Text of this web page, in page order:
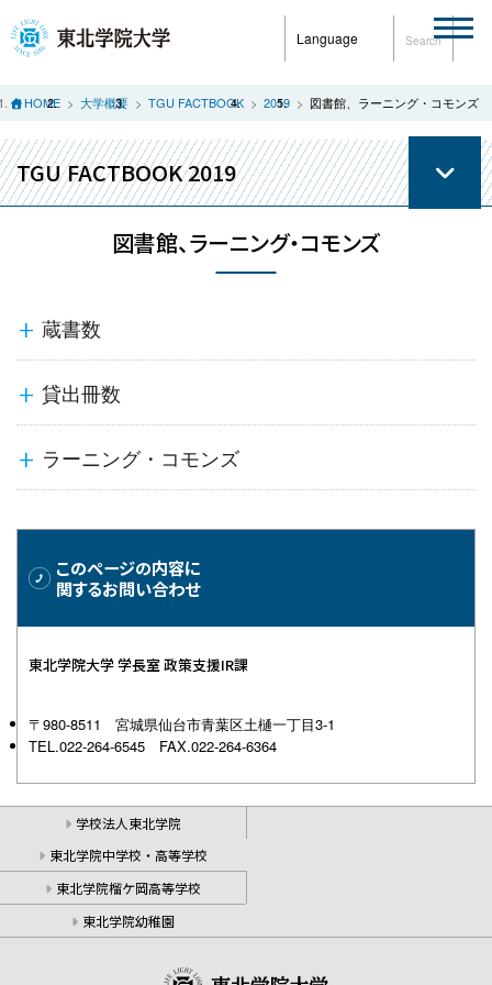
Language Search
HOME 大学概要 TGU FACTBOOK 2019 図書館、ラーニング・コモンズ
TGU FACTBOOK 2019
図書館、ラーニング・コモンズ
蔵書数
貸出冊数
ラーニング・コモンズ
このページの内容に
関するお問い合わせ
東北学院大学 学長室 政策支援IR課
〒980-8511 宮城県仙台市青葉区土樋一丁目3-1
TEL.022-264-6545 FAX.022-264-6364
学校法人東北学院
東北学院中学校・高等学校
東北学院榴ケ岡高等学校
東北学院幼稚園